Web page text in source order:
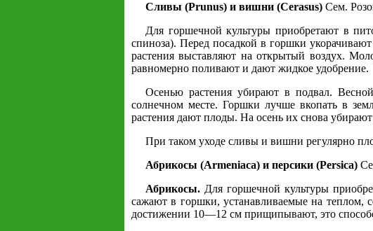
Сливы (Prunus) и вишни (Cerasus) Сем.
Для горшечной культуры приобретают в
спиноза). Перед посадкой в горшки
растения выставляют на открытый воздух.
равномерно поливают и дают жидкое удобрение.
Осенью растения убирают в подвал.
солнечном месте. Горшки лучше вкопать в
растения дают плоды. На осень их снова
При таком уходе сливы и вишни регулярно
Абрикосы (Armeniaca) и персики (Persica)
Абрикосы. Для горшечной культуры
сажают в горшки, устанавливаемые на теплом,
достижении 10—12 см прищипывают, это